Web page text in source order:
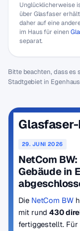
Unglücklicherweise
über Glasfaser
daher auf eine
im Haus für einen
separat.
Bitte beachten, dass es
Stadtgebiet in
29. JUNI 2026
NetCom
Gebäude in
Die NetCom BW
mit rund430
fertiggestellt. Für